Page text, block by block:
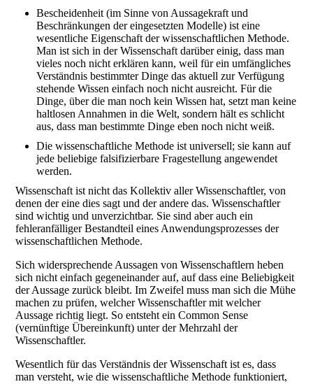
Bescheidenheit (im Sinne von Aussagekraft und
Beschränkungen der eingesetzten Modelle) ist eine
wesentliche Eigenschaft der wissenschaftlichen Methode.
Man ist sich in der Wissenschaft darüber einig, dass man
vieles noch nicht erklären kann, weil für ein umfängliches
Verständnis bestimmter Dinge das aktuell zur Verfügung
stehende Wissen einfach noch nicht ausreicht. Für die
Dinge, über die man noch kein Wissen hat, setzt man keine
haltlosen Annahmen in die Welt, sondern hält es schlicht
aus, dass man bestimmte Dinge eben noch nicht weiß.
Die wissenschaftliche Methode ist universell; sie kann auf
jede beliebige falsifizierbare Fragestellung angewendet
werden.
Wissenschaft ist nicht das Kollektiv aller Wissenschaftler, von
denen der eine dies sagt und der andere das. Wissenschaftler
sind wichtig und unverzichtbar. Sie sind aber auch ein
fehleranfälliger Bestandteil eines Anwendungsprozesses der
wissenschaftlichen Methode.
Sich widersprechende Aussagen von Wissenschaftlern heben
sich nicht einfach gegeneinander auf, auf dass eine Beliebigkeit
der Aussage zurück bleibt. Im Zweifel muss man sich die Mühe
machen zu prüfen, welcher Wissenschaftler mit welcher
Aussage richtig liegt. So entsteht ein Common Sense
(vernünftige Übereinkunft) unter der Mehrzahl der
Wissenschaftler.
Wesentlich für das Verständnis der Wissenschaft ist es, dass
man versteht, wie die wissenschaftliche Methode funktioniert,